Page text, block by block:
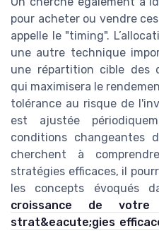
pour acheter ou vendre
appelle le "timing".
une autre technique
une répartition cible des
qui maximisera le
tolérance au risque de
est ajustée
conditions changeantes
cherchent à
stratégies efficaces, il
les concepts évoqués
croissance de
strat&eacute;gies